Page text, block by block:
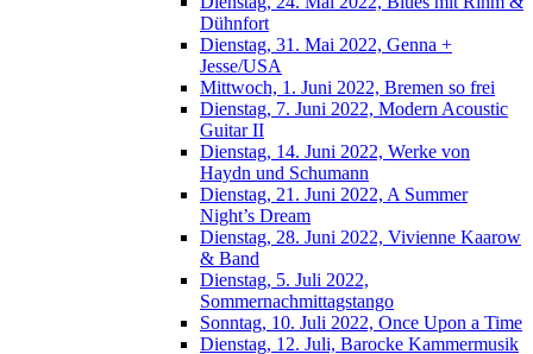
Dühnfort
Dienstag, 31. Mai 2022, Genna +
Jesse/USA
Mittwoch, 1. Juni 2022, Bremen so frei
Dienstag, 7. Juni 2022, Modern Acoustic
Guitar II
Dienstag, 14. Juni 2022, Werke von
Haydn und Schumann
Dienstag, 21. Juni 2022, A Summer
Night’s Dream
Dienstag, 28. Juni 2022, Vivienne Kaarow
& Band
Dienstag, 5. Juli 2022,
Sommernachmittagstango
Sonntag, 10. Juli 2022, Once Upon a Time
Dienstag, 12. Juli, Barocke Kammermusik